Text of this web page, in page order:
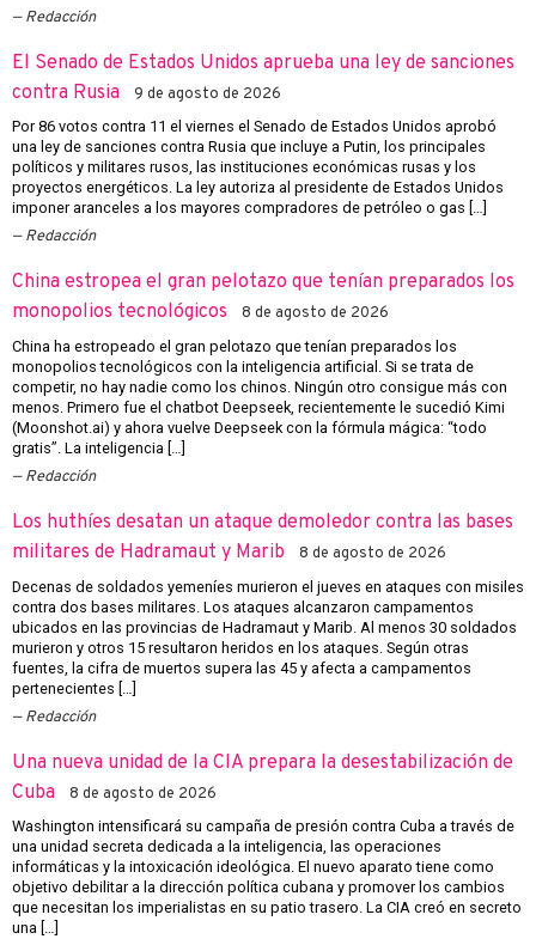
Redacción
El Senado de Estados Unidos aprueba una ley de sanciones
contra Rusia
9 de agosto de 2026
Por 86 votos contra 11 el viernes el Senado de Estados Unidos aprobó
una ley de sanciones contra Rusia que incluye a Putin, los principales
políticos y militares rusos, las instituciones económicas rusas y los
proyectos energéticos. La ley autoriza al presidente de Estados Unidos
imponer aranceles a los mayores compradores de petróleo o gas […]
Redacción
China estropea el gran pelotazo que tenían preparados los
monopolios tecnológicos
8 de agosto de 2026
China ha estropeado el gran pelotazo que tenían preparados los
monopolios tecnológicos con la inteligencia artificial. Si se trata de
competir, no hay nadie como los chinos. Ningún otro consigue más con
menos. Primero fue el chatbot Deepseek, recientemente le sucedió Kimi
(Moonshot.ai) y ahora vuelve Deepseek con la fórmula mágica: “todo
gratis”. La inteligencia […]
Redacción
Los huthíes desatan un ataque demoledor contra las bases
militares de Hadramaut y Marib
8 de agosto de 2026
Decenas de soldados yemeníes murieron el jueves en ataques con misiles
contra dos bases militares. Los ataques alcanzaron campamentos
ubicados en las provincias de Hadramaut y Marib. Al menos 30 soldados
murieron y otros 15 resultaron heridos en los ataques. Según otras
fuentes, la cifra de muertos supera las 45 y afecta a campamentos
pertenecientes […]
Redacción
Una nueva unidad de la CIA prepara la desestabilización de
Cuba
8 de agosto de 2026
Washington intensificará su campaña de presión contra Cuba a través de
una unidad secreta dedicada a la inteligencia, las operaciones
informáticas y la intoxicación ideológica. El nuevo aparato tiene como
objetivo debilitar a la dirección política cubana y promover los cambios
que necesitan los imperialistas en su patio trasero. La CIA creó en secreto
una […]